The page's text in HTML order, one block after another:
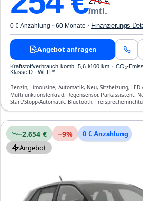
/mtl.
0 € Anzahlung · 60 Monate · Finanzierungs-
Angebot anfragen
Kraftstoffverbrauch komb. 5,6 l/100 km · CO₂-
Klasse D · WLTP*
Benzin, Limousine, Automatik, Neu, Sitzheizung, LED
Multifunktionslenkrad, Regensensor, Parkassistent,
Start/Stopp-Automatik, Bluetooth,
Erkennung, ESP, ABS, Klimatisierung, Front-Airbags
−2.654 € −9% 0 € Anzahlung
Angebot